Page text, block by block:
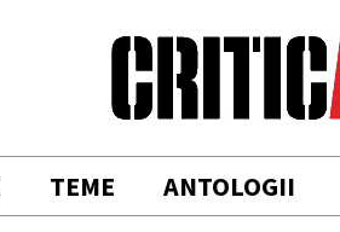
TEME ANTOLOGII